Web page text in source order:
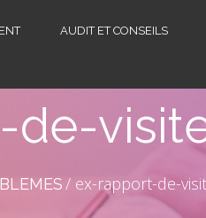
AUDIT ET CONSEILS
de-
ex-rapport-de-